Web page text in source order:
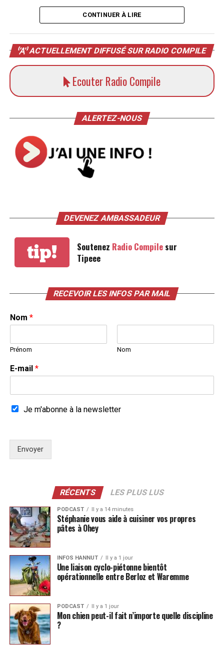
CONTINUER À LIRE
ACTUELLEMENT DIFFUSÉ SUR RADIO COMPILE
Ecouter Radio Compile
ALERTEZ-NOUS
DEVENEZ AMBASSADEUR
tip! Soutenez Radio Compilesur
Tipeee
RECEVOIR LES INFOS PAR MAIL
Nom *
Prénom Nom
E-mail *
Je m'abonne à la newsletter
Envoyer
RÉCENTS LES PLUS LUS
PODCAST Il y a 14 minutes
Stéphanie vous aide à cuisiner vos propres
pâtes à Ohey
INFOS HANNUT Il y a 1 jour
Une liaison cyclo-piétonne bientôt
opérationnelle entre Berloz et Waremme
PODCAST Il y a 1 jour
Mon chien peut-il fait n’importe quelle discipline
?